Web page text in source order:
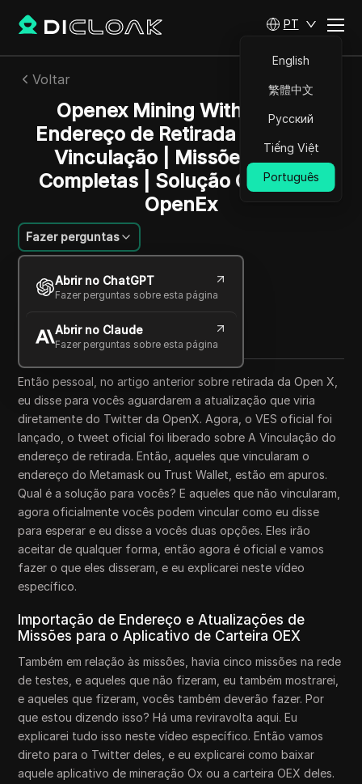
PT
English
繁體中文
Русский
Tiếng Việt
Português
Voltar
Openex Mining Withdrawal
Endereço de Retirada Oficial de
Vinculação | Missões $OEX
Completas | Solução Completa
OpenEx
Fazer perguntas
Abrir no ChatGPT
Fazer perguntas sobre esta página
Abrir no Claude
Fazer perguntas sobre esta página
Ana Costa
22 dez 2024 2 min de leitura
Copy Link
Então pessoal, no artigo anterior sobre retirada da Open X,
eu disse para vocês aguardarem a atualização que viria
diretamente do Twitter da OpenX. Agora, o VES oficial foi
lançado, o tweet oficial foi liberado sobre A Vinculação do
endereço de retirada. Então, aqueles que vincularam o
endereço do Metamask ou Trust Wallet, estão em apuros.
Qual é a solução para vocês? E aqueles que não vincularam,
agora oficialmente vocês podem vincular como eu disse
para esperar e eu disse a vocês duas opções. Eles irão
aceitar de qualquer forma, então agora é oficial e vamos
fazer o que eles disseram, e eu explicarei neste vídeo
específico.
Importação de Endereço e Atualizações de
Missões para o Aplicativo de Carteira OEX
Também em relação às missões, havia cinco missões na rede
de testes, e aqueles que não fizeram, eu também mostrarei,
e aqueles que fizeram, vocês também deverão fazer. Por
que estou dizendo isso? Há uma reviravolta aqui. Eu
explicarei tudo isso neste vídeo específico. Então vamos
direto para o Twitter deles, e eu explicarei como baixar
aquele aplicativo de mineração Ox ou a carteira OEX deles.